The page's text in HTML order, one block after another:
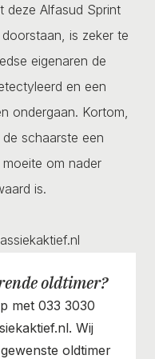
deze Alfasud Sprint
is zeker te
eigenaren de
en een
ondergaan. Kortom,
schaarste een
om nader
is.
oldtimer?
met 033 3030
Wij
oldtimer